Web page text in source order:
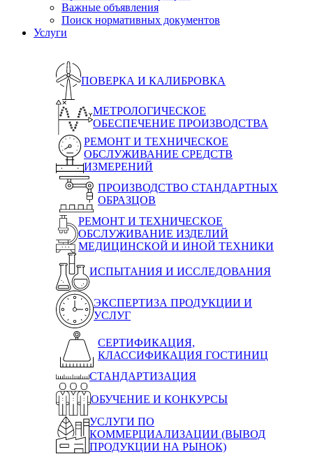
Важные объявления
Поиск нормативных документов
Услуги
ПОВЕРКА И КАЛИБРОВКА
МЕТРОЛОГИЧЕСКОЕ
ОБЕСПЕЧЕНИЕ ПРОИЗВОДСТВА
РЕМОНТ И ТЕХНИЧЕСКОЕ
ОБСЛУЖИВАНИЕ СРЕДСТВ
ИЗМЕРЕНИЙ
ПРОИЗВОДСТВО СТАНДАРТНЫХ
ОБРАЗЦОВ
РЕМОНТ И ТЕХНИЧЕСКОЕ
ОБСЛУЖИВАНИЕ ИЗДЕЛИЙ
МЕДИЦИНСКОЙ И ИНОЙ ТЕХНИКИ
ИСПЫТАНИЯ И ИССЛЕДОВАНИЯ
ЭКСПЕРТИЗА ПРОДУКЦИИ И
УСЛУГ
СЕРТИФИКАЦИЯ,
КЛАССИФИКАЦИЯ ГОСТИНИЦ
СТАНДАРТИЗАЦИЯ
ОБУЧЕНИЕ И КОНКУРСЫ
УСЛУГИ ПО
КОММЕРЦИАЛИЗАЦИИ (ВЫВОД
ПРОДУКЦИИ НА РЫНОК)